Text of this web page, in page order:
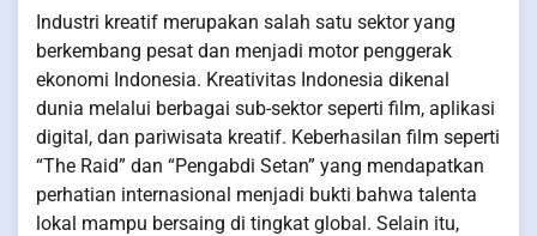
Industri kreatif merupakan salah satu sektor yang
berkembang pesat dan menjadi motor penggerak
ekonomi Indonesia. Kreativitas Indonesia dikenal
dunia melalui berbagai sub-sektor seperti film, aplikasi
digital, dan pariwisata kreatif. Keberhasilan film seperti
“The Raid” dan “Pengabdi Setan” yang mendapatkan
perhatian internasional menjadi bukti bahwa talenta
lokal mampu bersaing di tingkat global. Selain itu,